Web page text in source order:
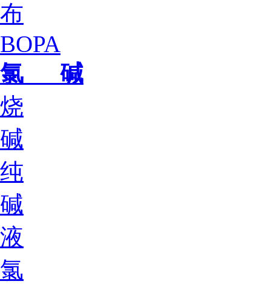
布
BOPA
氯 碱
烧
碱
纯
碱
液
氯